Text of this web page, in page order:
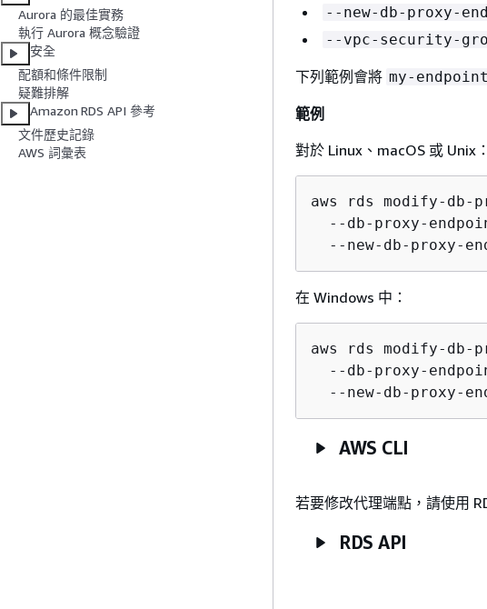
Aurora 的最佳實務
執行 Aurora 概念驗證
安全
配額和條件限制
疑難排解
Amazon RDS API 參考
文件歷史記錄
AWS 詞彙表
--new-db-proxy-
--vpc-security-
下列範例會將 my-endpoint
範例
對於 Linux、macOS 或 Unix：
aws rds modify-db-
--db-proxy-
--new-db-proxy-
在 Windows 中：
aws rds modify-db-
--db-proxy-
--new-db-proxy-
AWS CLI
若要修改代理端點，請使用
RDS API